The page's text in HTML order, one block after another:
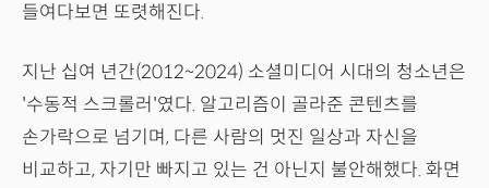
들여다보면 또렷해진다.
지난 십여 년간(2012~2024) 소셜미디어 시대의 청소년은
'수동적 스크롤러'였다. 알고리즘이 골라준 콘텐츠를
손가락으로 넘기며, 다른 사람의 멋진 일상과 자신을
비교하고, 자기만 빠지고 있는 건 아닌지 불안해했다. 화면